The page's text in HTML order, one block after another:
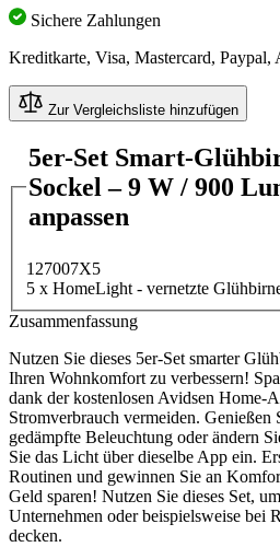
Sichere Zahlungen
Kreditkarte, Visa, Mastercard, Paypal,
Zur Vergleichsliste hinzufügen
5er-Set Smart-
Sockel – 9 W / 900
anpassen
127007X5
5 x HomeLight - vernetzte
Zusammenfassung
Nutzen Sie dieses 5er-Set smarter
Ihren Wohnkomfort zu verbessern!
dank der kostenlosen Avidsen Home-
Stromverbrauch vermeiden. Genießen
gedämpfte Beleuchtung oder ändern
Sie das Licht über dieselbe App ein.
Routinen und gewinnen Sie an
Geld sparen! Nutzen Sie dieses Set,
Unternehmen oder beispielsweise bei
decken.